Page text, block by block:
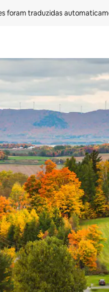
foram traduzidas
para cima e para baixo do